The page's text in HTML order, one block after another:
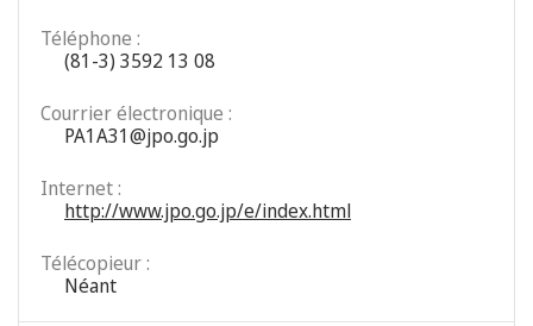
Téléphone :
(81-3) 3592 13 08
Courrier électronique :
PA1A31@jpo.go.jp
Internet :
http://www.jpo.go.jp/e/index.html
Télécopieur :
Néant